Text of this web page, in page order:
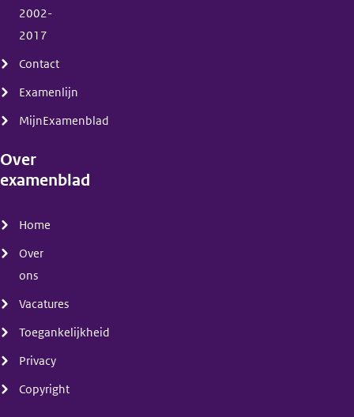
2002-
2017
Contact
Examenlijn
MijnExamenblad
Over
examenblad
Home
Over
ons
Vacatures
Toegankelijkheid
Privacy
Copyright